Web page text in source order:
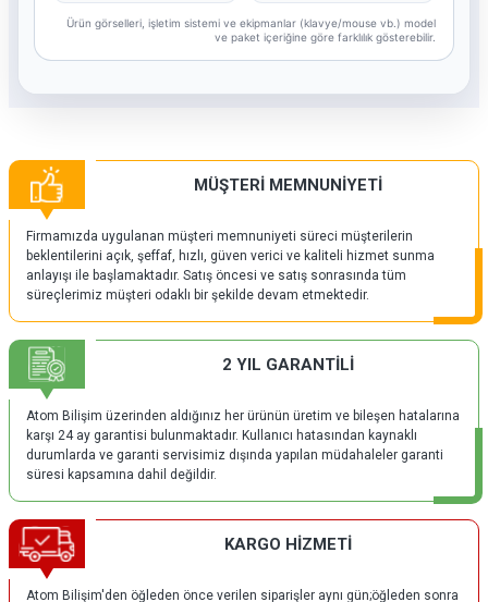
Ürün görselleri, işletim sistemi ve ekipmanlar (klavye/mouse vb.) model
ve paket içeriğine göre farklılık gösterebilir.
MÜŞTERİ MEMNUNİYETİ
Firmamızda uygulanan müşteri memnuniyeti süreci müşterilerin
beklentilerini açık, şeffaf, hızlı, güven verici ve kaliteli hizmet sunma
anlayışı ile başlamaktadır. Satış öncesi ve satış sonrasında tüm
süreçlerimiz müşteri odaklı bir şekilde devam etmektedir.
2 YIL GARANTİLİ
Atom Bilişim üzerinden aldığınız her ürünün üretim ve bileşen hatalarına
karşı 24 ay garantisi bulunmaktadır. Kullanıcı hatasından kaynaklı
durumlarda ve garanti servisimiz dışında yapılan müdahaleler garanti
süresi kapsamına dahil değildir.
KARGO HİZMETİ
Atom Bilişim'den öğleden önce verilen siparişler aynı gün;öğleden sonra